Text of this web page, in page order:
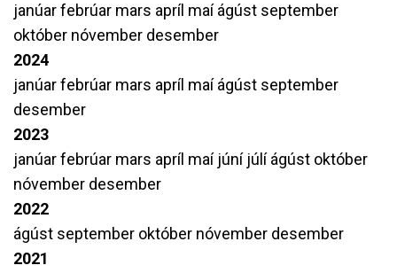
janúarfebrúar mars apríl maíágúst september
október nóvember desember
2024
janúarfebrúar mars apríl maíágúst september
desember
2023
janúarfebrúar mars apríl maí júní júlíágúst október
nóvember desember
2022
ágúst september október nóvember desember
2021